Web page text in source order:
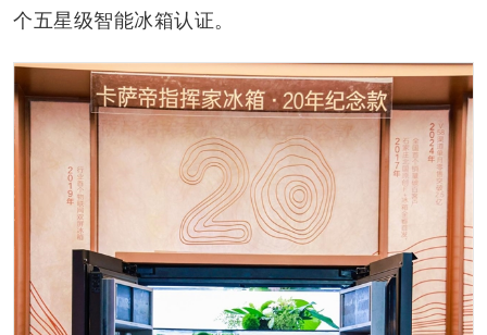
个五星级智能冰箱认证。